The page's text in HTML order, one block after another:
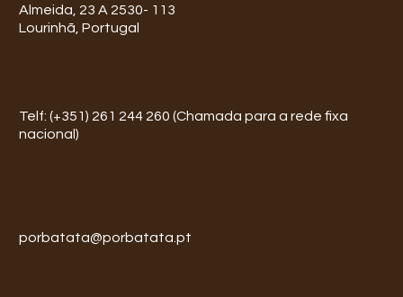
Almeida, 23 A 2530- 113
Lourinhã, Portugal
Telf: (+351) 261 244 260 (Chamada para a rede fixa
nacional)
porbatata@porbatata.pt